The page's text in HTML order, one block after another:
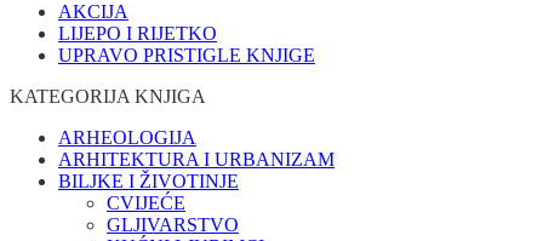
AKCIJA
LIJEPO I RIJETKO
UPRAVO PRISTIGLE KNJIGE
KATEGORIJA KNJIGA
ARHEOLOGIJA
ARHITEKTURA I URBANIZAM
BILJKE I ŽIVOTINJE
CVIJEĆE
GLJIVARSTVO